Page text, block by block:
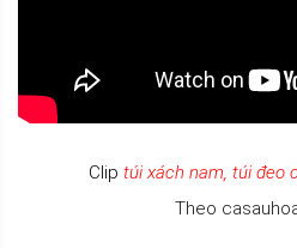
Clip túi xách nam, túi đeo
Theo